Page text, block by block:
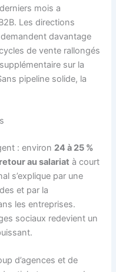
mois a
Les directions
davantage
de vente rallongés
sur la
pipeline solide, la
: environ 24 à 25 %
retour au salariat à court
s’explique par une
et par la
les entreprises.
sociaux redevient un
d’agences et de